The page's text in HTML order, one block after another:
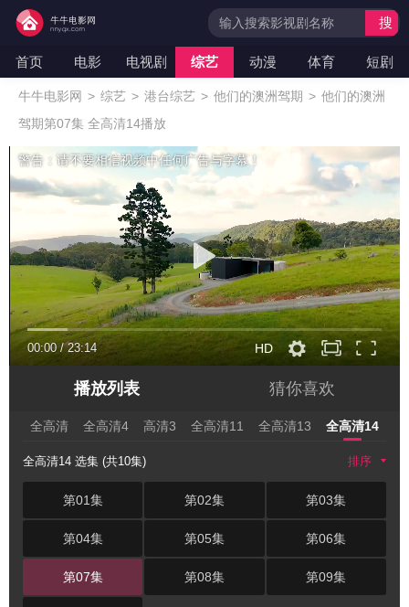
首页 电影 电视剧 综艺 动漫 体育 短剧
搜
牛牛电影网 > 综艺 > 港台综艺 > 他们的澳洲驾期 > 他们的澳洲
驾期第07集 全高清14播放
00:00/23:14 HD
警告：请不要相信视频中任何广告与字幕！
播放列表 猜你喜欢
全高清 全高清4 高清3 全高清11 全高清13 全高清14
全高清14 选集 (共10集) 排序
第01集 第02集 第03集
第04集 第05集 第06集
第07集 第08集 第09集